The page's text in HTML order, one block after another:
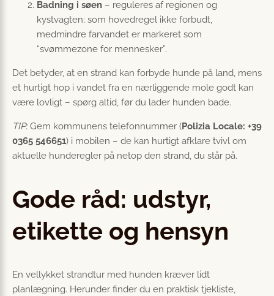
Badning i søen – reguleres af regionen og
kystvagten; som hovedregel ikke forbudt,
medmindre farvandet er markeret som
“svømmezone for mennesker”.
Det betyder, at en strand kan forbyde hunde på land, mens
et hurtigt hop i vandet fra en nærliggende mole godt kan
være lovligt – spørg altid, før du lader hunden bade.
TIP:Gem kommunens telefonnummer (Polizia Locale: +39
0365 546651) i mobilen – de kan hurtigt afklare tvivl om
aktuelle hunderegler på netop den strand, du står på.
Gode råd: udstyr,
etikette og hensyn
En vellykket strandtur med hunden kræver lidt
planlægning. Herunder finder du en praktisk tjekliste,